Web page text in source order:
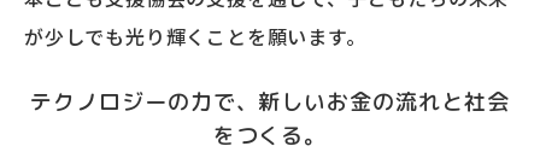
が少しでも光り輝くことを願います。
テクノロジーの力で、新しいお金の流れと社会
をつくる。